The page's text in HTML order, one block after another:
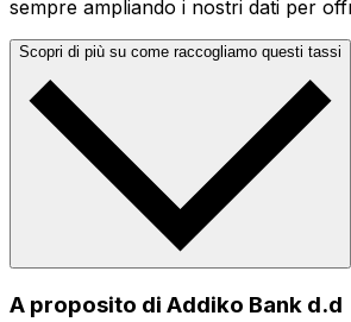
sempre ampliando i nostri dati per
Scopri di più su come raccogliamo questi tassi
A proposito di Addiko Bank d.d